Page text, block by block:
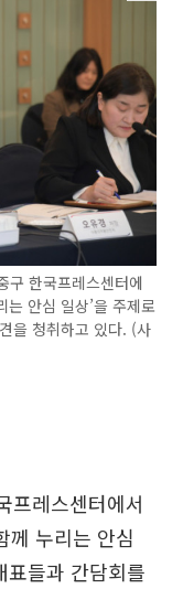
한국프레스센터에
는 안심 일상’을 주제로
을 청취하고 있다. (사
프레스센터에서
께 누리는 안심
표들과 간담회를